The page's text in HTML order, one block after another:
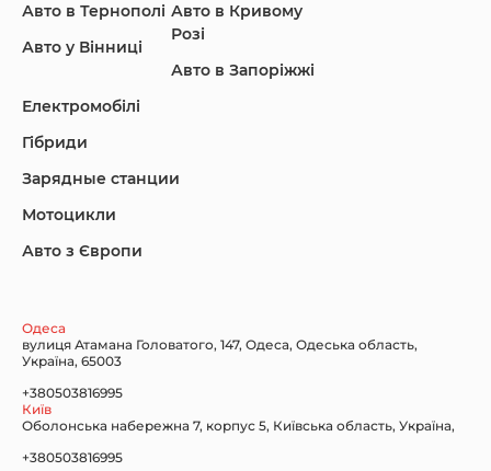
Land Rover
Nissan
Авто в Тернополі
Авто у Вінниці
Авто в Кривому
Розі
Авто в Запоріжжі
Електромобілі
Гібриди
Зарядные станции
Мотоцикли
Авто з Європи
Одеса
вулиця Атамана Головатого, 147, Одеса, Одеська область,
Україна, 65003
+380503816995
Київ
Оболонська набережна 7, корпус 5, Київська область, Україна,
+380503816995